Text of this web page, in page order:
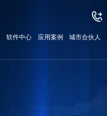
软件中心 应用案例 城市合伙人